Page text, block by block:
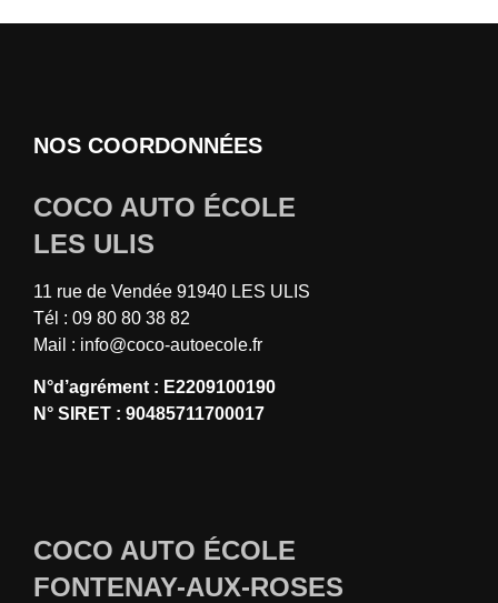
NOS COORDONNÉES
COCO AUTO ÉCOLE
LES ULIS
11 rue de Vendée 91940 LES ULIS
Tél : 09 80 80 38 82
Mail : info@coco-autoecole.fr
N°d’agrément : E2209100190
N° SIRET : 90485711700017
COCO AUTO ÉCOLE
FONTENAY-AUX-ROSES